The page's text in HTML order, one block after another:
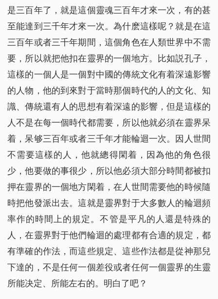
是三百年了，就是這個靈魂三百年才來一次，有的甚
至能達到三千年才來一次。為什麽這樣呢？就是在這
三百年或者三千年期間，這個角色在人類世界中不需
要，所以就把他扣在靈界的一個地方。比如説孔子，
這樣的一個人是一個對中國的傳統文化有着深遠影響
的人物，他的到來對于當時那個時代的人的文化、知
識、傳統還有人的思想有着深遠的影響，但是這樣的
人不是在每一個時代都需要，所以他就必須在靈界呆
着，呆够三百年或者三千年才能輪迴一次。因人世間
不需要這樣的人，他就總得閑着，因為他的角色很
少，他要做的事很少，所以他必須大部分時間都被扣
押在靈界的一個地方閑着，在人世間需要他的時候隨
時把他發派出去。這就是靈界對于大多數人的輪迴頻
率作的時間上的規定。不管是平凡的人還是特殊的
人，在靈界對于他們輪迴的處理都有合適的規定，都
有準確的作法，而這些規定、這些作法都是從神那兒
下達的，不是任何一個差役或者任何一個靈界的生靈
所能决定、所能左右的。明白了吧？